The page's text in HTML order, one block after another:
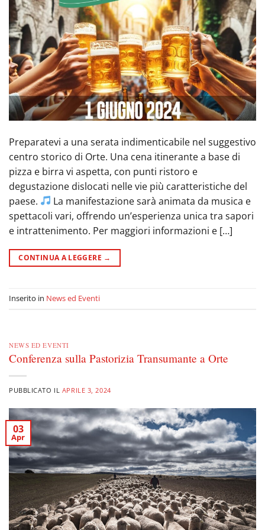
Preparatevi a una serata indimenticabile nel suggestivo
centro storico di Orte. Una cena itinerante a base di
pizza e birra vi aspetta, con punti ristoro e
degustazione dislocati nelle vie più caratteristiche del
paese.
La manifestazione sarà animata da musica e
spettacoli vari, offrendo un’esperienza unica tra sapori
e intrattenimento. Per maggiori informazioni e […]
CONTINUA A LEGGERE →
Inserito in News ed Eventi
NEWS ED EVENTI
Conferenza sulla Pastorizia Transumante a Orte
PUBBLICATO IL APRILE 3, 2024
03
Apr